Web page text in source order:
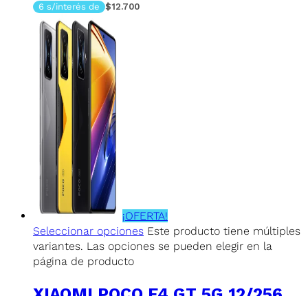
6 s/interés de $12.700
¡OFERTA!
Seleccionar opciones Este producto tiene múltiples
variantes. Las opciones se pueden elegir en la
página de producto